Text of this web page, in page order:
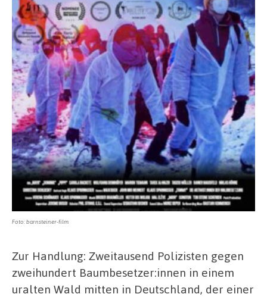
Foto: barnsteiner-film
Zur Handlung: Zweitausend Polizisten gegen
zweihundert Baumbesetzer:innen in einem
uralten Wald mitten in Deutschland, der einer